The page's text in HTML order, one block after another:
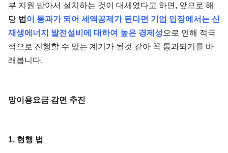
부 지원 받아서 설치하는 것이 대세였다고 하면, 앞으로 해
당 법 이 통과가 되어 세액공제가 된다면 기업 입장에서는 신
재생에너지 발전설비에 대하여 높은 경제성으로 인해 적극
적으로 진행할 수 있는 계기가 될것 같아 꼭 통과되기를 바
래봅니다.
망이용요금 감면 추진
1. 현행 법